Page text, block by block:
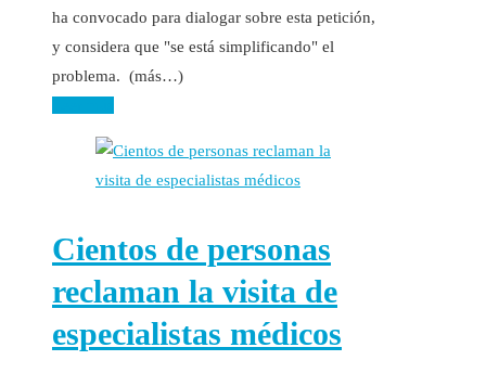
ha convocado para dialogar sobre esta petición,
y considera que "se está simplificando" el
problema. (más…)
Cientos de personas
reclaman la visita de
especialistas médicos